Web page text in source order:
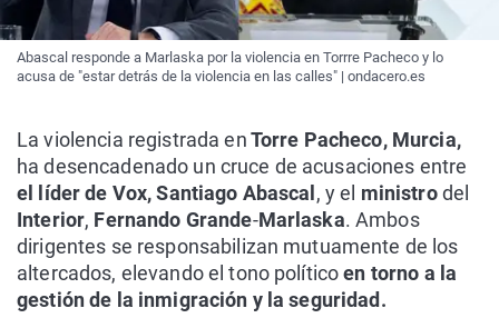
Abascal responde a Marlaska por la violencia en Torrre Pacheco y lo
acusa de "estar detrás de la violencia en las calles" | ondacero.es
La violencia registrada enTorre Pacheco, Murcia,
ha desencadenado un cruce de acusaciones entre
el líder de Vox, Santiago Abascal , y el ministrodel
Interior, Fernando Grande-Marlaska. Ambos
dirigentes se responsabilizan mutuamente de los
altercados, elevando el tono políticoen torno a la
gestión de la inmigración y la seguridad.